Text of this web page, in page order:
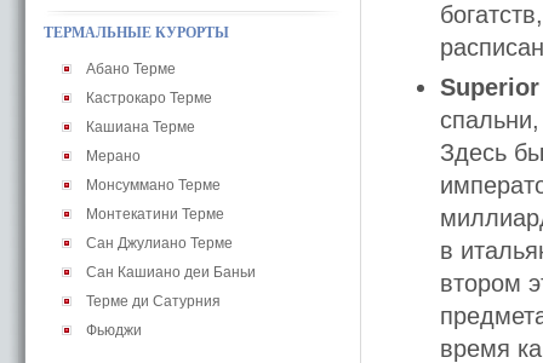
ТЕРМАЛЬНЫЕ КУРОРТЫ
Абано Терме
Кастрокаро Терме
Кашиана Терме
Мерано
Монсуммано Терме
Монтекатини Терме
Сан Джулиано Терме
Сан Кашиано деи Баньи
Терме ди Сатурния
Фьюджи
Здесь
в
втором
время